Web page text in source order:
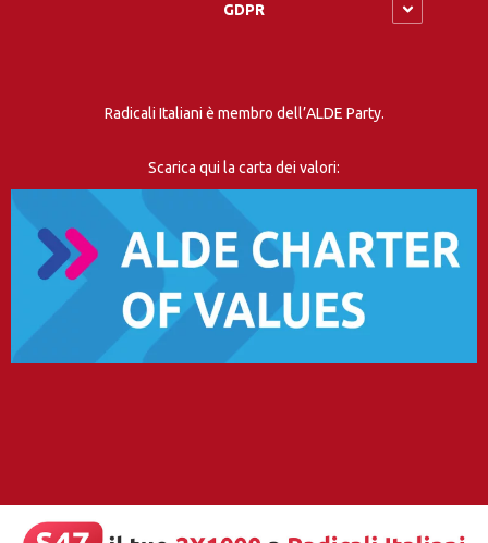
GDPR
Radicali Italiani è membro dell’ALDE Party.
Scarica qui la carta dei valori: